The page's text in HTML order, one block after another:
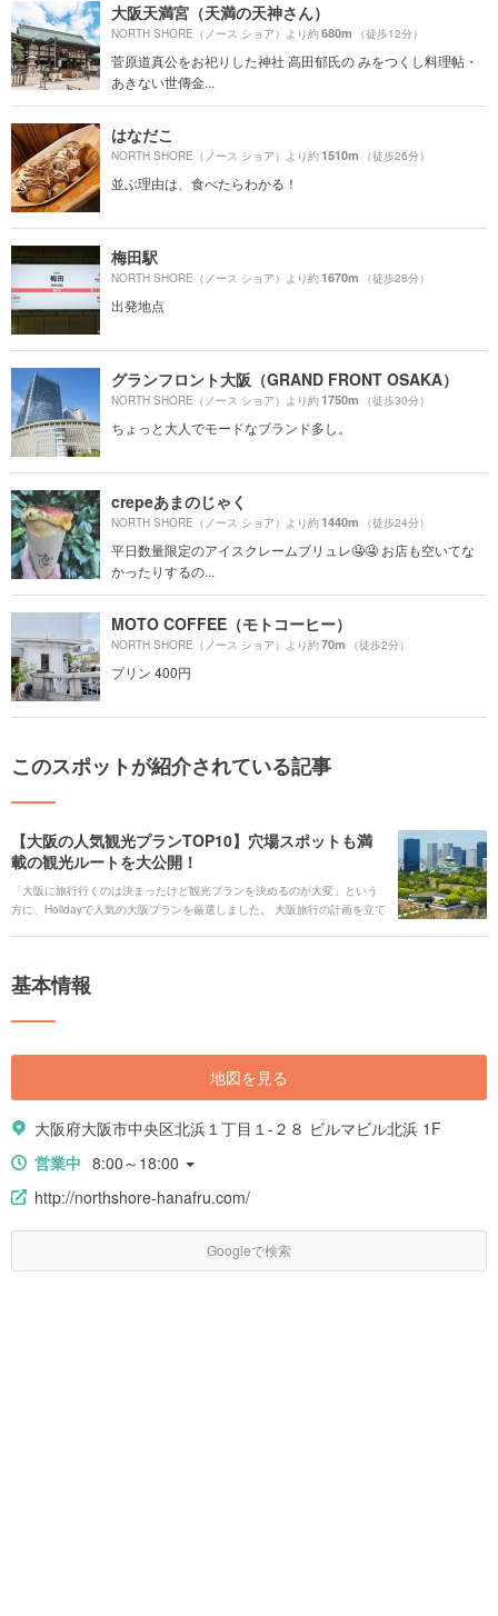
大阪天満宮（天満の天神さん）
NORTH SHORE（ノース ショア）より約680m （徒歩12分）
菅原道真公をお祀りした神社 高田郁氏の みをつくし料理帖・
あきない世傳金...
はなだこ
NORTH SHORE（ノース ショア）より約1510m （徒歩26分）
並ぶ理由は、食べたらわかる！
梅田駅
NORTH SHORE（ノース ショア）より約1670m （徒歩28分）
出発地点
グランフロント大阪（GRAND FRONT OSAKA）
NORTH SHORE（ノース ショア）より約1750m （徒歩30分）
ちょっと大人でモードなブランド多し。
crepeあまのじゃく
NORTH SHORE（ノース ショア）より約1440m （徒歩24分）
平日数量限定のアイスクレームブリュレ🤤🤤 お店も空いてな
かったりするの...
MOTO COFFEE（モトコーヒー）
NORTH SHORE（ノース ショア）より約70m （徒歩2分）
プリン 400円
このスポットが紹介されている記事
【大阪の人気観光プランTOP10】穴場スポットも満
載の観光ルートを大公開！
「大阪に旅行行くのは決まったけど観光プランを決めるのが大変」という
方に、Holidayで人気の大阪プランを厳選しました。 大阪旅行の計画を立て
基本情報
地図を見る
大阪府大阪市中央区北浜１丁目１-２８ ビルマビル北浜 1F
営業中 8:00～18:00
http://northshore-hanafru.com/
Googleで検索